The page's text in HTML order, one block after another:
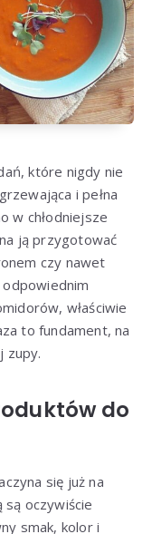
które nigdy nie
i pełna
w chłodniejsze
ją przygotować
czy nawet
właściwie
to fundament, na
zupy.
do
się już na
oczywiście
smak, kolor i